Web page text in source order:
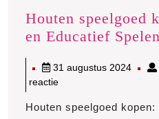
Houten speelgoed
en Educatief
31 augustus 202431
reactie
Houten speelgoed